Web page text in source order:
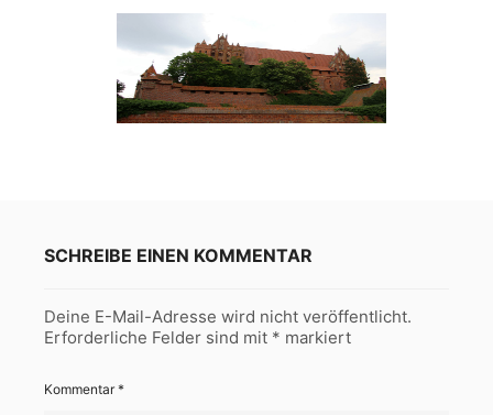
SCHREIBE EINEN KOMMENTAR
Deine E-Mail-Adresse wird nicht veröffentlicht.
Erforderliche Felder sind mit * markiert
Kommentar*